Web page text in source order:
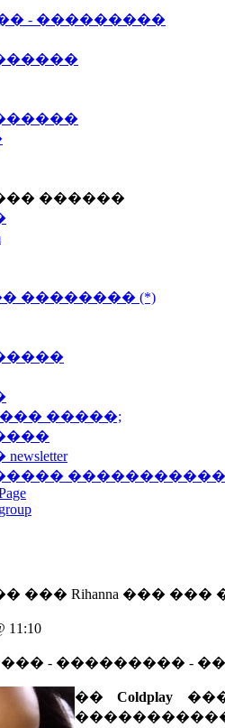
- ���������
������
�������� (*)
�����;
Rihanna ��� ���
- ��������� -
��Coldplay